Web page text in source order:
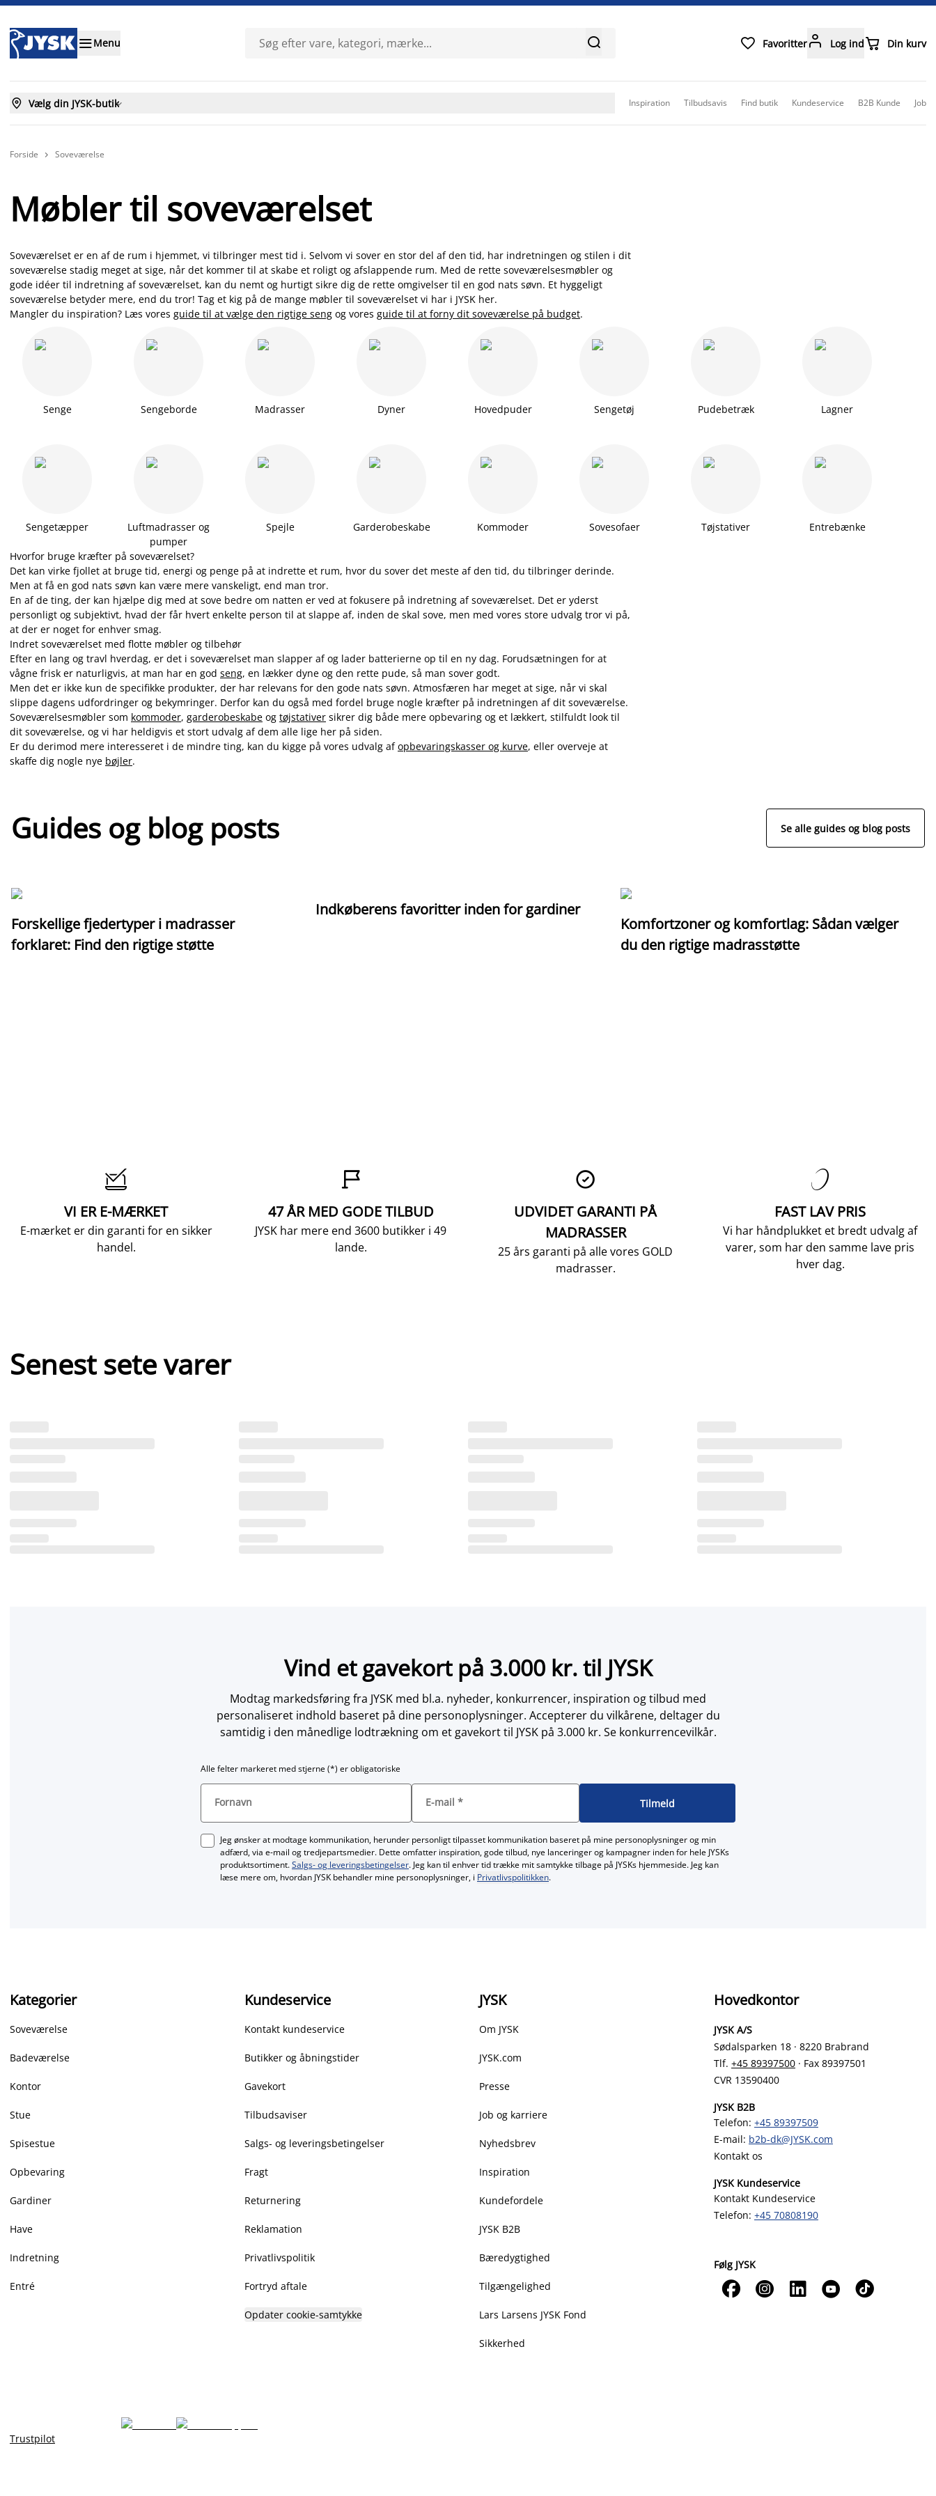
Menu   Favoritter Log ind Din kurv
 Vælg din JYSK-butik Inspiration Tilbudsavis Find butik Kundeservice B2B Kunde Job
Forside  Soveværelse
Møbler til soveværelset
Soveværelset er en af de rum i hjemmet, vi tilbringer mest tid i. Selvom vi sover en stor del af den tid, har indretningen og stilen i dit
soveværelse stadig meget at sige, når det kommer til at skabe et roligt og afslappende rum. Med de rette soveværelsesmøbler og
gode idéer til indretning af soveværelset, kan du nemt og hurtigt sikre dig de rette omgivelser til en god nats søvn. Et hyggeligt
soveværelse betyder mere, end du tror! Tag et kig på de mange møbler til soveværelset vi har i JYSK her.
Mangler du inspiration? Læs vores guide til at vælge den rigtige seng og vores guide til at forny dit soveværelse på budget.
Senge Sengeborde Madrasser Dyner Hovedpuder Sengetøj Pudebetræk Lagner
Sengetæpper
Luftmadrasser og
pumper
Spejle Garderobeskabe Kommoder Sovesofaer Tøjstativer Entrebænke
Hvorfor bruge kræfter på soveværelset?
Det kan virke fjollet at bruge tid, energi og penge på at indrette et rum, hvor du sover det meste af den tid, du tilbringer derinde.
Men at få en god nats søvn kan være mere vanskeligt, end man tror.
En af de ting, der kan hjælpe dig med at sove bedre om natten er ved at fokusere på indretning af soveværelset. Det er yderst
personligt og subjektivt, hvad der får hvert enkelte person til at slappe af, inden de skal sove, men med vores store udvalg tror vi på,
at der er noget for enhver smag.
Indret soveværelset med flotte møbler og tilbehør
Efter en lang og travl hverdag, er det i soveværelset man slapper af og lader batterierne op til en ny dag. Forudsætningen for at
vågne frisk er naturligvis, at man har en god seng, en lækker dyne og den rette pude, så man sover godt.
Men det er ikke kun de specifikke produkter, der har relevans for den gode nats søvn. Atmosfæren har meget at sige, når vi skal
slippe dagens udfordringer og bekymringer. Derfor kan du også med fordel bruge nogle kræfter på indretningen af dit soveværelse.
Soveværelsesmøbler som kommoder, garderobeskabe og tøjstativer sikrer dig både mere opbevaring og et lækkert, stilfuldt look til
dit soveværelse, og vi har heldigvis et stort udvalg af dem alle lige her på siden.
Er du derimod mere interesseret i de mindre ting, kan du kigge på vores udvalg afopbevaringskasser og kurve, eller overveje at
skaffe dig nogle nye bøjler.
Guides og blog posts Se alle guides og blog posts
Forskellige fjedertyper i madrasser
forklaret: Find den rigtige støtte
Indkøberens favoritter inden for gardiner
Komfortzoner og komfortlag: Sådan vælger
du den rigtige madrasstøtte

VI ER E-MÆRKET
E-mærket er din garanti for en sikker
handel.

47 ÅR MED GODE TILBUD
JYSK har mere end 3600 butikker i 49
lande.

UDVIDET GARANTI PÅ
MADRASSER
25 års garanti på alle vores GOLD
madrasser.

FAST LAV PRIS
Vi har håndplukket et bredt udvalg af
varer, som har den samme lave pris
hver dag.
Senest sete varer
Vind et gavekort på 3.000 kr. til JYSK
Modtag markedsføring fra JYSK med bl.a. nyheder, konkurrencer, inspiration og tilbud med
personaliseret indhold baseret på dine personoplysninger. Accepterer du vilkårene, deltager du
samtidig i den månedlige lodtrækning om et gavekort til JYSK på 3.000 kr. Se konkurrencevilkår.
Alle felter markeret med stjerne (*) er obligatoriske
Fornavn E-mail * Tilmeld
Jeg ønsker at modtage kommunikation, herunder personligt tilpasset kommunikation baseret på mine personoplysninger og min
adfærd, via e‑mail og tredjepartsmedier. Dette omfatter inspiration, gode tilbud, nye lanceringer og kampagner inden for hele JYSKs
produktsortiment.Salgs- og leveringsbetingelser. Jeg kan til enhver tid trække mit samtykke tilbage på JYSKs hjemmeside. Jeg kan
læse mere om, hvordan JYSK behandler mine personoplysninger, i Privatlivspolitikken.
Kategorier
Soveværelse
Badeværelse
Kontor
Stue
Spisestue
Opbevaring
Gardiner
Have
Indretning
Entré
Kundeservice
Kontakt kundeservice
Butikker og åbningstider
Gavekort
Tilbudsaviser
Salgs- og leveringsbetingelser
Fragt
Returnering
Reklamation
Privatlivspolitik
Fortryd aftale
Opdater cookie-samtykke
JYSK
Om JYSK
JYSK.com
Presse
Job og karriere
Nyhedsbrev
Inspiration
Kundefordele
JYSK B2B
Bæredygtighed
Tilgængelighed
Lars Larsens JYSK Fond
Sikkerhed
Hovedkontor
JYSK A/S
Sødalsparken 18 · 8220 Brabrand
Tlf. +45 89397500 · Fax 89397501
CVR 13590400
JYSK B2B
Telefon: +45 89397509
E-mail: b2b-dk@JYSK.com
Kontakt os
JYSK Kundeservice
Kontakt Kundeservice
Telefon: +45 70808190
Følg JYSK
    
Trustpilot